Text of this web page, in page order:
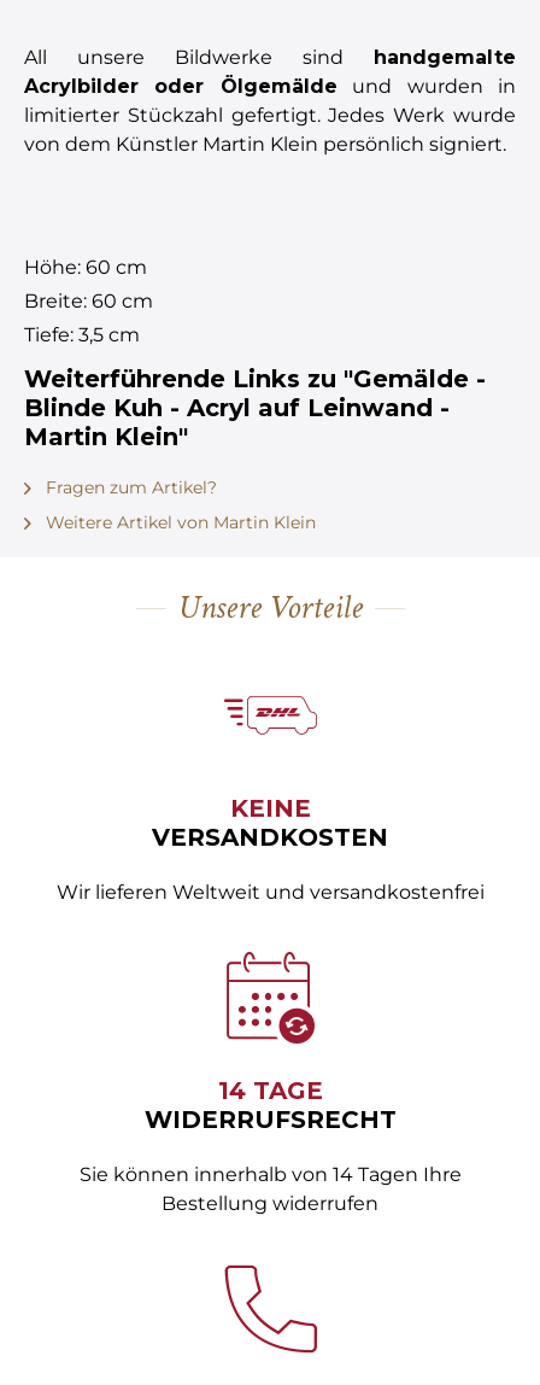
All unsere Bildwerke sind handgemalte
Acrylbilder oder Ölgemälde und wurden in
limitierter Stückzahl gefertigt. Jedes Werk wurde
von dem Künstler Martin Klein persönlich signiert.
Höhe: 60 cm
Breite: 60 cm
Tiefe: 3,5 cm
Weiterführende Links zu "Gemälde -
Blinde Kuh - Acryl auf Leinwand -
Martin Klein"
Fragen zum Artikel?
Weitere Artikel von Martin Klein
Unsere Vorteile
KEINE
VERSANDKOSTEN
Wir lieferen Weltweit und versandkostenfrei
14 TAGE
WIDERRUFSRECHT
Sie können innerhalb von 14 Tagen Ihre
Bestellung widerrufen